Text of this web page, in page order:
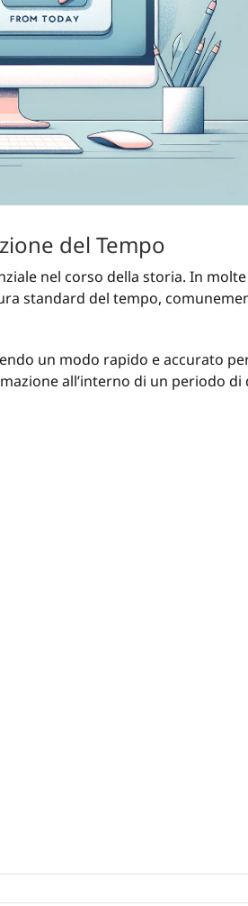
del Tempo
nel corso della storia. In
standard del tempo,
un modo rapido e accurato
all’interno di un periodo di